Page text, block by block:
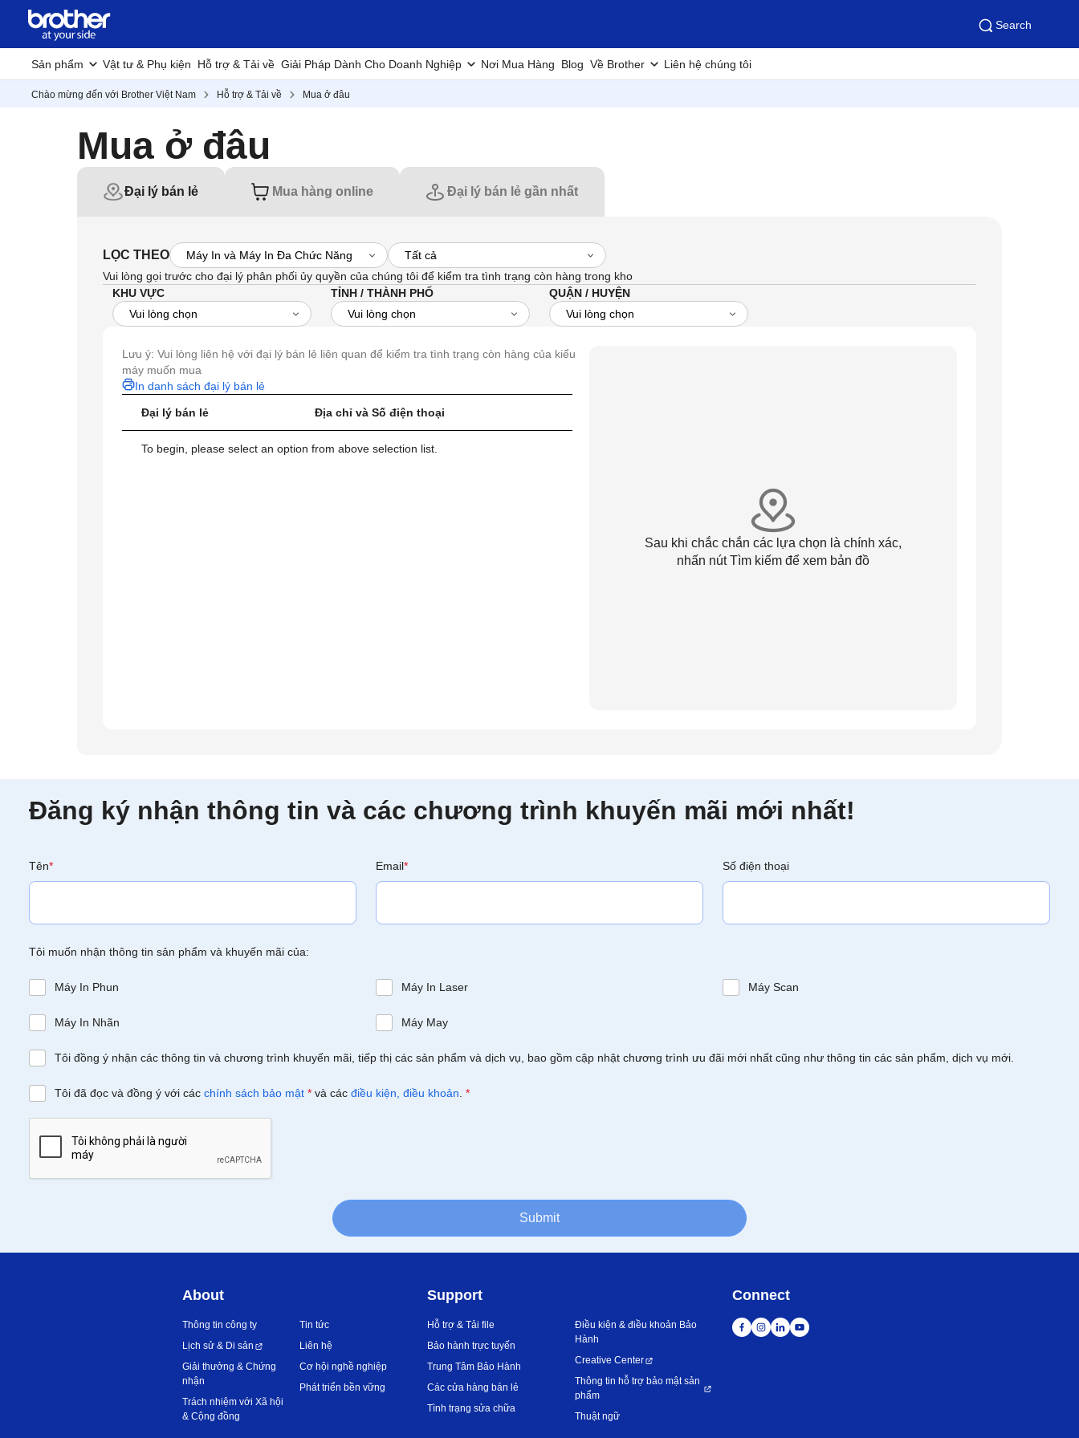
Search
Sản phẩm Vật tư & Phụ kiện Hỗ trợ & Tải về Giải Pháp Dành Cho Doanh Nghiệp Nơi Mua Hàng Blog Về Brother Liên hệ chúng tôi
Chào mừng đến với Brother Việt Nam Hỗ trợ & Tải về Mua ở đâu
Mua ở đâu
Đại lý bán lẻ Mua hàng online Đại lý bán lẻ gần nhất
LỌC THEO
Vui lòng gọi trước cho đại lý phân phối ủy quyền của chúng tôi để kiểm tra tình trạng còn hàng trong kho
KHU VỰC
TỈNH / THÀNH PHỐ QUẬN / HUYỆN
Lưu ý: Vui lòng liên hệ với đại lý bán lẻ liên quan để kiểm tra tình trạng còn hàng của kiểu
máy muốn mua
In danh sách đại lý bán lẻ
Đại lý bán lẻ Địa chỉ và Số điện thoại
To begin, please select an option from above selection list.
Sau khi chắc chắn các lựa chọn là chính xác,
nhấn nút Tìm kiếm để xem bản đồ
Đăng ký nhận thông tin và các chương trình khuyến mãi mới nhất!
Tên* Email* Số điện thoại
Tôi muốn nhận thông tin sản phẩm và khuyến mãi của:
Máy In Phun Máy In Laser Máy Scan
Máy In Nhãn Máy May
Tôi đồng ý nhận các thông tin và chương trình khuyến mãi, tiếp thị các sản phẩm và dịch vụ, bao gồm cập nhật chương trình ưu đãi mới nhất cũng như thông tin các sản phẩm, dịch vụ mới.
Tôi đã đọc và đồng ý với các chính sách bảo mật * và các điều kiện, điều khoản. *
Submit
About
Thông tin công ty
Lịch sử & Di sản
Giải thưởng & Chứng
nhận
Trách nhiệm với Xã hội
& Cộng đồng
Tin tức
Liên hệ
Cơ hội nghề nghiệp
Phát triển bền vững
Support
Hỗ trợ & Tải file
Bảo hành trực tuyến
Trung Tâm Bảo Hành
Các cửa hàng bán lẻ
Tình trạng sửa chữa
Điều kiện & điều khoản Bảo
Hành
Creative Center
Thông tin hỗ trợ bảo mật sản
phẩm
Thuật ngữ
Connect